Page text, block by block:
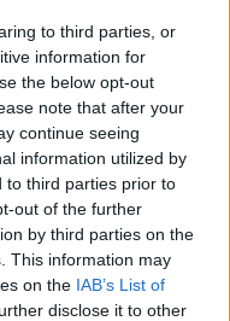
to third parties, or
information for
the below opt-out
note that after your
continue seeing
information utilized by
to third parties prior to
out of the further
by third parties on the
This information may
on the IAB’s List of
disclose it to other
2000 /2000
reCAPTCHA, ισχύουν
Google.
ΜΑΔΡΙΤΗΣ